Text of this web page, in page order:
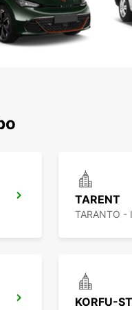
TARENT
TARANTO -
KORFU-